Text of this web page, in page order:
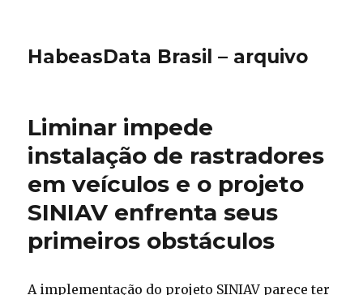
HabeasData Brasil – arquivo
Liminar impede
instalação de rastradores
em veículos e o projeto
SINIAV enfrenta seus
primeiros obstáculos
A implementação do projeto SINIAV parece ter